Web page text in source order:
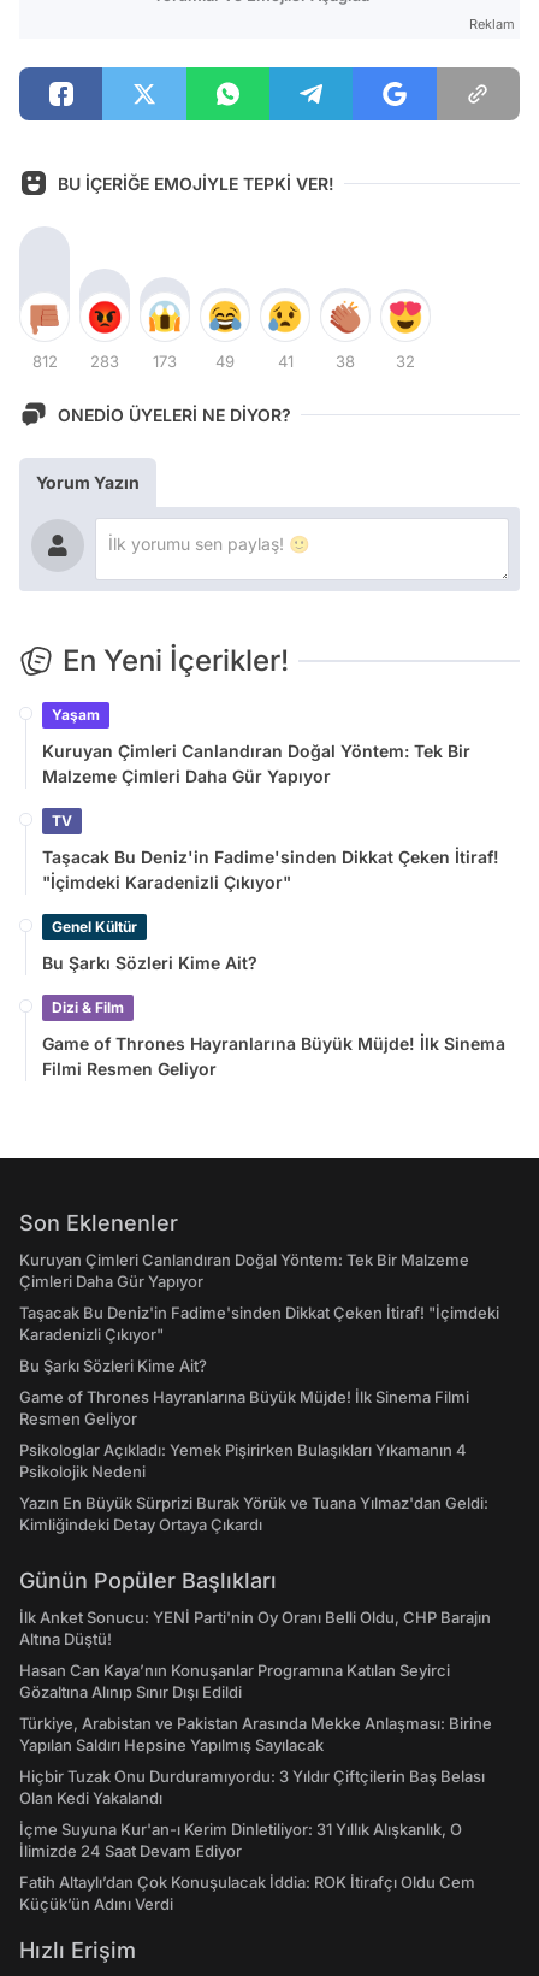
Reklam
BU İÇERİĞE EMOJİYLE TEPKİ VER!
812 283 173 49 41 38 32
ONEDİO ÜYELERİ NE DİYOR?
Yorum Yazın
En Yeni İçerikler!
Yaşam
Kuruyan Çimleri Canlandıran Doğal Yöntem: Tek Bir
Malzeme Çimleri Daha Gür Yapıyor
TV
Taşacak Bu Deniz'in Fadime'sinden Dikkat Çeken İtiraf!
"İçimdeki Karadenizli Çıkıyor"
Genel Kültür
Bu Şarkı Sözleri Kime Ait?
Dizi & Film
Game of Thrones Hayranlarına Büyük Müjde! İlk Sinema
Filmi Resmen Geliyor
Son Eklenenler
Kuruyan Çimleri Canlandıran Doğal Yöntem: Tek Bir Malzeme
Çimleri Daha Gür Yapıyor
Taşacak Bu Deniz'in Fadime'sinden Dikkat Çeken İtiraf! "İçimdeki
Karadenizli Çıkıyor"
Bu Şarkı Sözleri Kime Ait?
Game of Thrones Hayranlarına Büyük Müjde! İlk Sinema Filmi
Resmen Geliyor
Psikologlar Açıkladı: Yemek Pişirirken Bulaşıkları Yıkamanın 4
Psikolojik Nedeni
Yazın En Büyük Sürprizi Burak Yörük ve Tuana Yılmaz'dan Geldi:
Kimliğindeki Detay Ortaya Çıkardı
Günün Popüler Başlıkları
İlk Anket Sonucu: YENİ Parti'nin Oy Oranı Belli Oldu, CHP Barajın
Altına Düştü!
Hasan Can Kaya’nın Konuşanlar Programına Katılan Seyirci
Gözaltına Alınıp Sınır Dışı Edildi
Türkiye, Arabistan ve Pakistan Arasında Mekke Anlaşması: Birine
Yapılan Saldırı Hepsine Yapılmış Sayılacak
Hiçbir Tuzak Onu Durduramıyordu: 3 Yıldır Çiftçilerin Baş Belası
Olan Kedi Yakalandı
İçme Suyuna Kur'an-ı Kerim Dinletiliyor: 31 Yıllık Alışkanlık, O
İlimizde 24 Saat Devam Ediyor
Fatih Altaylı’dan Çok Konuşulacak İddia: ROK İtirafçı Oldu Cem
Küçük’ün Adını Verdi
Hızlı Erişim